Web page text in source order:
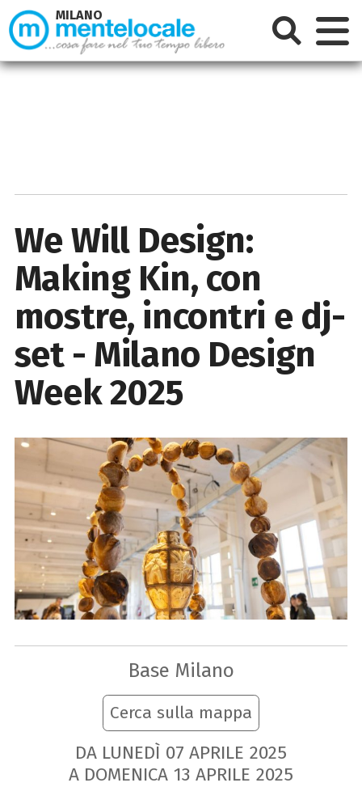
We Will Design:
Making Kin, con
mostre, incontri e dj-
set - Milano Design
Week 2025
Base Milano
Cerca sulla mappa
DA LUNEDÌ 07 APRILE 2025
A DOMENICA 13 APRILE 2025
MILANO